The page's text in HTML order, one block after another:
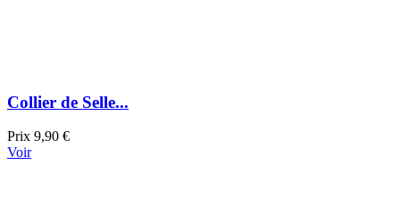
Collier de Selle...
Prix 9,90 €
Voir